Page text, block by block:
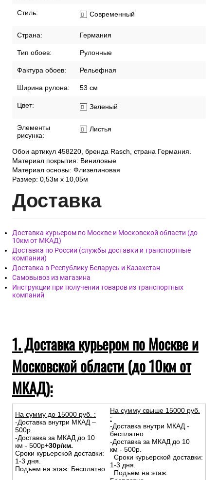
Стиль: Современный
Страна: Германия
Тип обоев: Рулонные
Фактура обоев: Рельефная
Ширина рулона: 53 см
Цвет: Зеленый
Элементы
рисунка:
Листья
Обои артикул 458220, бренда Rasch, страна Германия.
Материал покрытия: Виниловые
Материал основы: Флизелиновая
Размер: 0,53м x 10,05м
Доставка
Доставка курьером по Москве и Московской области (до
10км от МКАД)
Доставка по России (службы доставки и транспортные
компании)
Доставка в Республику Беларусь и Казахстан
Самовывоз из магазина
Инструкции при получении товаров из транспортных
компаний
1. Доставка курьером по Москве и
Московской области (до 10км от
МКАД):
На сумму до 15000 руб. :
-Доставка внутри МКАД –
500р.
-Доставка за МКАД до 10
км - 500р+30р/км.
Сроки курьерской доставки:
1-3 дня.
Подъем на этаж: Бесплатно
На сумму свыше 15000 руб.
:
-Доставка внутри МКАД -
бесплатно
-Доставка за МКАД до 10
км - 500р.
Сроки курьерской доставки:
1-3 дня.
Подъем на этаж: